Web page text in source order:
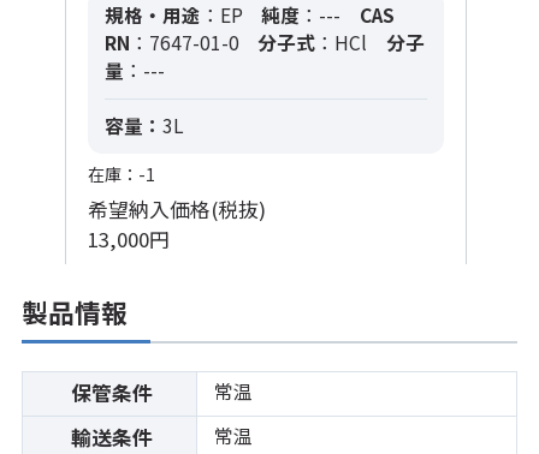
規格・用途 ：EP 純度 ：---
CAS
RN ：7647-01-0 分子式 ：HCl
分子
量 ：---
容量： 3L
在庫：-1
希望納入価格(税抜)
13,000円
製品情報
保管条件 常温
輸送条件 常温